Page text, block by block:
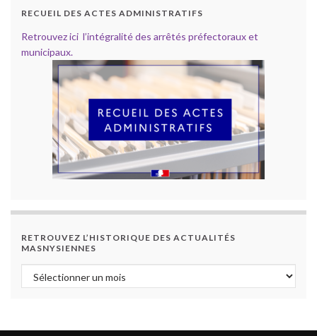
RECUEIL DES ACTES ADMINISTRATIFS
Retrouvez ici l’intégralité des arrêtés préfectoraux et
municipaux.
RETROUVEZ L’HISTORIQUE DES ACTUALITÉS
MASNYSIENNES
Retrouvez l’historique des actualités masnysiennes